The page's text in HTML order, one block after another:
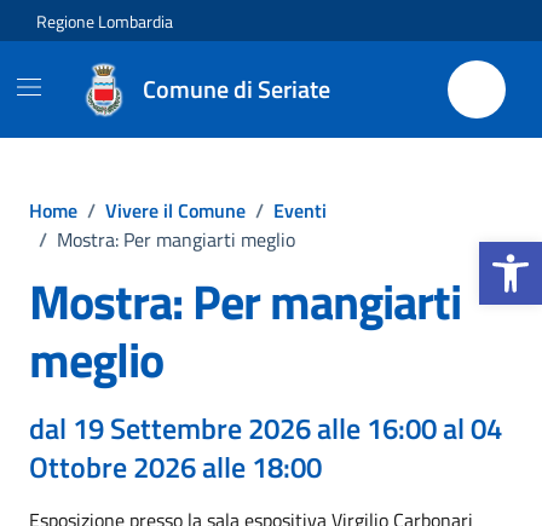
Apri la
Vai ai contenuti
Vai al footer
Regione Lombardia
Comune di Seriate
Home / Vivere il Comune / Eventi
/ Mostra: Per mangiarti meglio
Mostra: Per mangiarti
meglio
dal 19 Settembre 2026 alle 16:00 al 04
Ottobre 2026 alle 18:00
Esposizione presso la sala espositiva Virgilio Carbonari